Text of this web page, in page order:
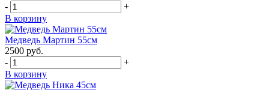
-
+
В корзину
Медведь Мартин 55см
2500 руб.
-
+
В корзину